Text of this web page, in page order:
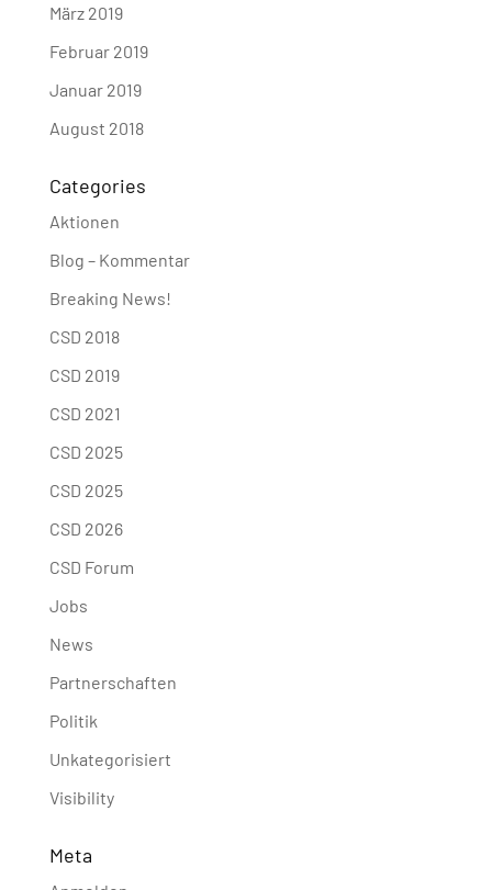
März 2019
Februar 2019
Januar 2019
August 2018
Categories
Aktionen
Blog – Kommentar
Breaking News!
CSD 2018
CSD 2019
CSD 2021
CSD 2025
CSD 2025
CSD 2026
CSD Forum
Jobs
News
Partnerschaften
Politik
Unkategorisiert
Visibility
Meta